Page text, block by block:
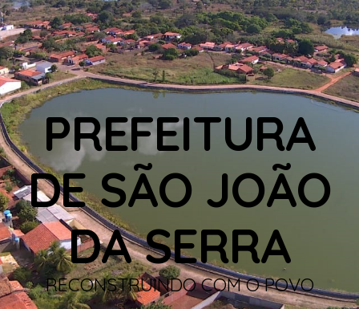
PREFEITURA
DE SÃO JOÃO
DA SERRA
RECONSTRUINDO COM O POVO